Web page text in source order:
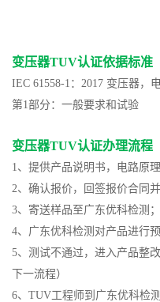
变压器TUV认证依据标准
IEC 61558-1：2017 变压器，
第1部分：一般要求和试验
变压器TUV认证办理流程
1、提供产品说明书，电路原
2、确认报价，回签报价合同
3、寄送样品至广东优科检测；
4、广东优科检测对产品进行预
5、测试不通过，进入产品整
下一流程）
6、TUV工程师到广东优科检